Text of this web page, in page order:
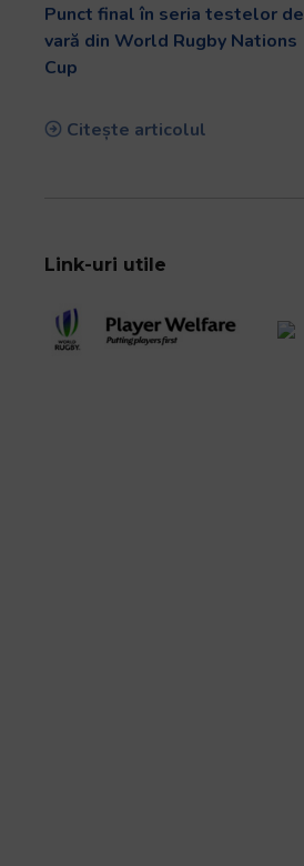
Punct final în seria testelor de
vară din World Rugby Nations
Cup
Citește articolul
Link-uri utile